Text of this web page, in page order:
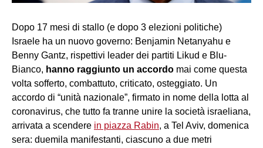
Dopo 17 mesi di stallo (e dopo 3 elezioni politiche)
Israele ha un nuovo governo: Benjamin Netanyahu e
Benny Gantz, rispettivi leader dei partiti Likud e Blu-
Bianco, hanno raggiunto un accordo mai come questa
volta sofferto, combattuto, criticato, osteggiato. Un
accordo di “unità nazionale”, firmato in nome della lotta al
coronavirus, che tutto fa tranne unire la società israeliana,
arrivata a scendere in piazza Rabin, a Tel Aviv, domenica
sera: duemila manifestanti, ciascuno a due metri